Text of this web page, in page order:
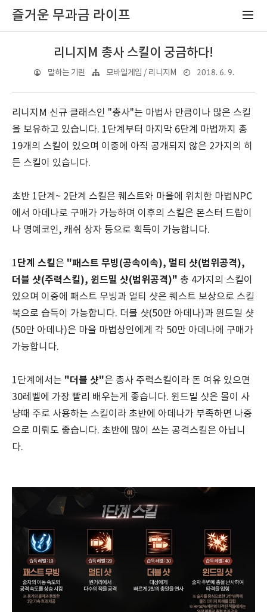
즐거운 무과금 라이프
리니지M 총사 스킬이 궁금하다!
말하는 기린 모바일게임 / 리니지M 2018. 6. 9.
리니지M 신규 클래스인 "총사"는 마법사 만큼이나 많은 스킬
을 보유하고 있습니다. 1단계부터 마지막 6단계 마법까지 총
19개의 스킬이 있으며 이중에 아직 공개되지 않은 2가지의 히
든 스킬이 있습니다.
초반 1단계~ 2단계 스킬은 퀘스트와 마을에 위치한 마법NPC
에서 아데나로 구매가 가능하며 이후의 스킬은 몬스터 드랍이
나 명예코인, 캐쉬 상자 등으로 획득이 가능합니다.
1단계 스킬은 "패스트 무빙(공속이속), 멀티 샷(범위공격),
더블 샷(주력스킬), 윈드밀 샷(범위공격)" 총 4가지의 스킬이
있으며 이중에 패스트 무빙과 멀티 샷은 퀘스트 보상으로 스킬
북으로 습득이 가능합니다. 더블 샷(50만 아데나)과 윈드밀 샷
(50만 아데나)은 마을 마법상인에게 각 50만 아데나에 구매가
가능합니다.
1단계에서는 "더블 샷"은 총사 주력스킬이라 돈 여유 있으면
30레벨에 가장 빨리 배우는게 좋습니다. 윈드밀 샷은 몰이 사
냥때 주로 사용하는 스킬이라 초반에 아데나가 부족하면 나중
으로 미뤄도 좋습니다. 초반에 많이 쓰는 공격스킬은 아닙니
다.